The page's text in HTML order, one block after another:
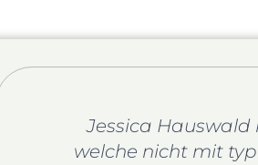
Jessica Hauswald
welche nicht mit